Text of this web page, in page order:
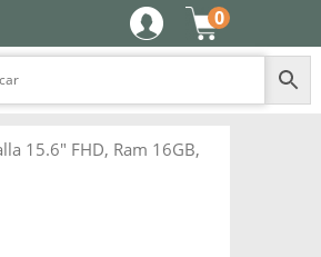
0
15.6″ FHD, Ram 16GB,